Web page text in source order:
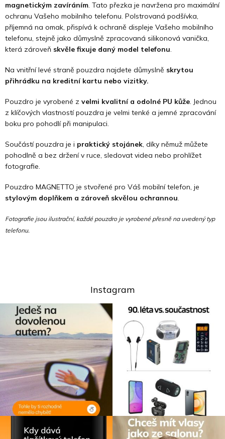
magnetickým zavíráním. Tato přezka je navržena pro maximální
ochranu Vašeho mobilního telefonu. Polstrovaná podšívka,
příjemná na omak, přispívá k ochraně displeje Vašeho mobilního
telefonu, stejně jako důmyslně zpracovaná silikonová vanička,
která zároveň skvěle fixuje daný model telefonu.
Na vnitřní levé straně pouzdra najdete důmyslně skrytou
přihrádku na kreditní kartu nebo vizitky.
Pouzdro je vyrobené z velmi kvalitní a odolné PU kůže. Jednou
z klíčových vlastností pouzdra je velmi tenké a jemné zpracování
boku pro pohodlí při manipulaci.
Součástí pouzdra je i praktický stojánek, díky němuž můžete
pohodlně a bez držení v ruce, sledovat videa nebo prohlížet
fotografie.
Pouzdro MAGNETTO je stvořené pro Váš mobilní telefon, je
stylovým doplňkem a zároveň skvělou ochrannou.
Fotografie jsou ilustrační, každé pouzdro je vyrobené přesně na uvedený typ
telefonu.
Instagram